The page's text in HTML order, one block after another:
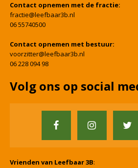
Contact opnemen met de fractie:
fractie@leefbaar3b.nl
06 55740500
Contact opnemen met bestuur:
voorzitter@leefbaar3b.nl
06 228 094 98
Volg ons op social
Vrienden van Leefbaar 3B: